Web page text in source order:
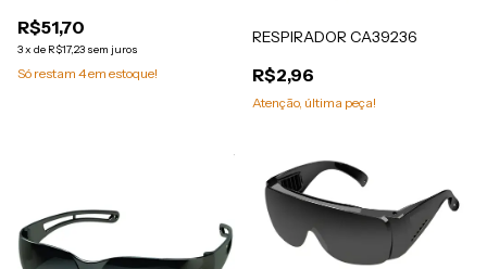
R$51,70
3x de R$17,23 sem juros
Só restam 4em estoque!
RESPIRADOR CA39236
R$2,96
Atenção, última peça!